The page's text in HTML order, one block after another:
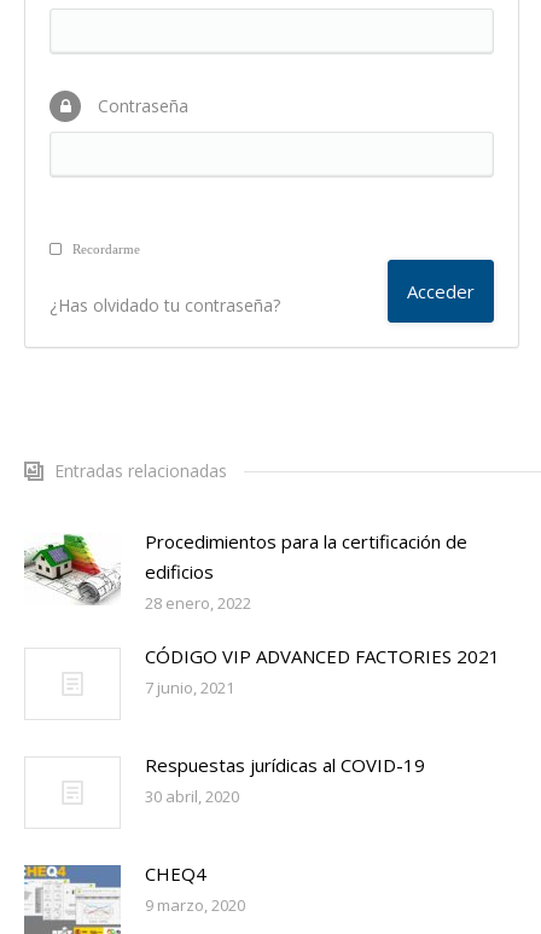
Contraseña
Recordarme
¿Has olvidado tu contraseña?
Entradas relacionadas
Procedimientos para la certificación de
edificios
28 enero, 2022
CÓDIGO VIP ADVANCED FACTORIES 2021
7 junio, 2021
Respuestas jurídicas al COVID-19
30 abril, 2020
CHEQ4
9 marzo, 2020